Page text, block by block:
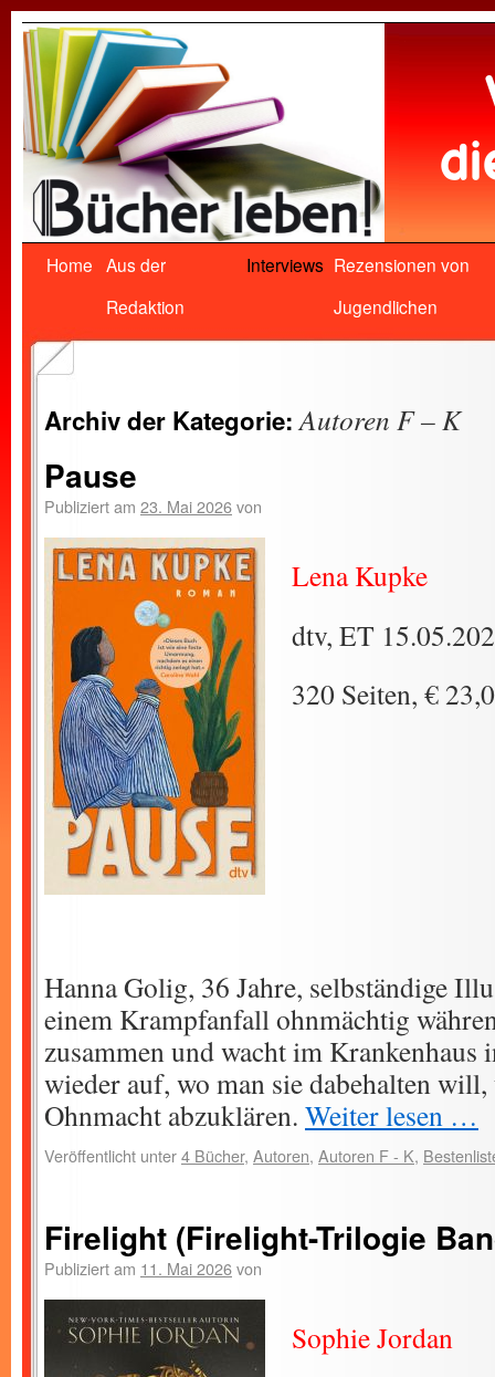
Home Aus der
Redaktion
Interviews Rezensionen von
Jugendlichen
Archiv der Kategorie:Autoren F – K
Pause
Publiziert am 23. Mai 2026von
Lena Kupke
dtv, ET
320 Seiten, €
Hanna Golig, 36 Jahre, selbständige
einem Krampfanfall ohnmächtig
zusammen und wacht im Krankenhaus
wieder auf, wo man sie dabehalten
Ohnmacht abzuklären. Weiter lesen …
Veröffentlicht unter4 Bücher, Autoren, Autoren F - K,
Firelight (Firelight-Trilogie
Publiziert am 11. Mai 2026von
Sophie Jordan